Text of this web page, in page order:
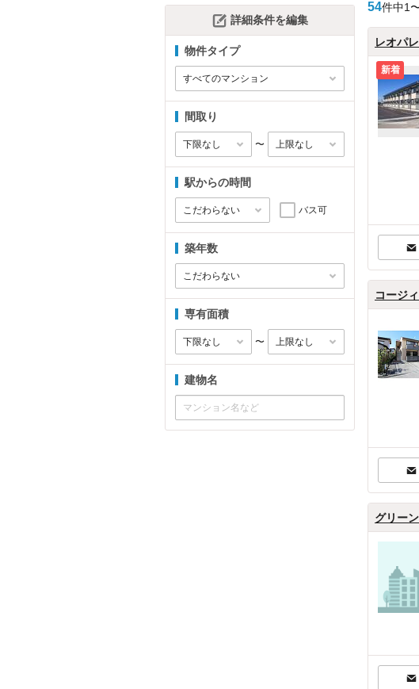
詳細条件を編集
物件タイプ
間取り
〜
駅からの時間
バス可
築年数
専有面積
〜
建物名
54件中1
レオパ
新着
コージ
グリー